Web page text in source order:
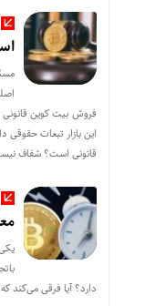
فروش بیت کوین قانونی
این بازار تبعات حقوقی
قانونی است؟ شفاف
دارد؟ آیا فرقی می‌کند